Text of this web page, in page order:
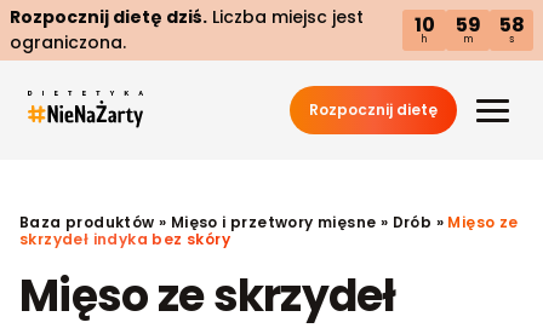
Rozpocznij dietę dziś. Liczba miejsc jest
ograniczona.
10
h
59
m
57
s
Rozpocznij dietę
Baza produktów » Mięso i przetwory mięsne » Drób » Mięso ze
skrzydeł indyka bez skóry
Mięso ze skrzydeł